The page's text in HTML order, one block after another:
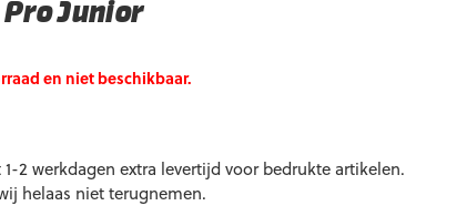
Pro Junior
en niet beschikbaar.
2 werkdagen extra levertijd voor bedrukte artikelen.
helaas niet terugnemen.